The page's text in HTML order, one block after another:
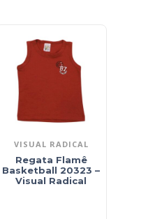
VISUAL RADICAL
Regata Flamê
Basketball 20323 –
Visual Radical